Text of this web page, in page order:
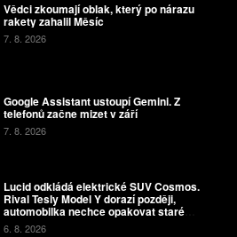
Vědci zkoumají oblak, který po nárazu
rakety zahalil Měsíc
7. 8. 2026
Google Assistant ustoupí Gemini. Z
telefonů začne mizet v září
7. 8. 2026
Lucid odkládá elektrické SUV Cosmos.
Rival Tesly Model Y dorazí později,
automobilka nechce opakovat staré
chyby
6. 8. 2026